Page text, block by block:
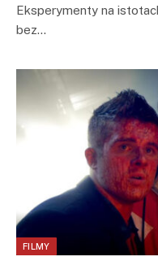
Eksperymenty na
bez…
FILMY